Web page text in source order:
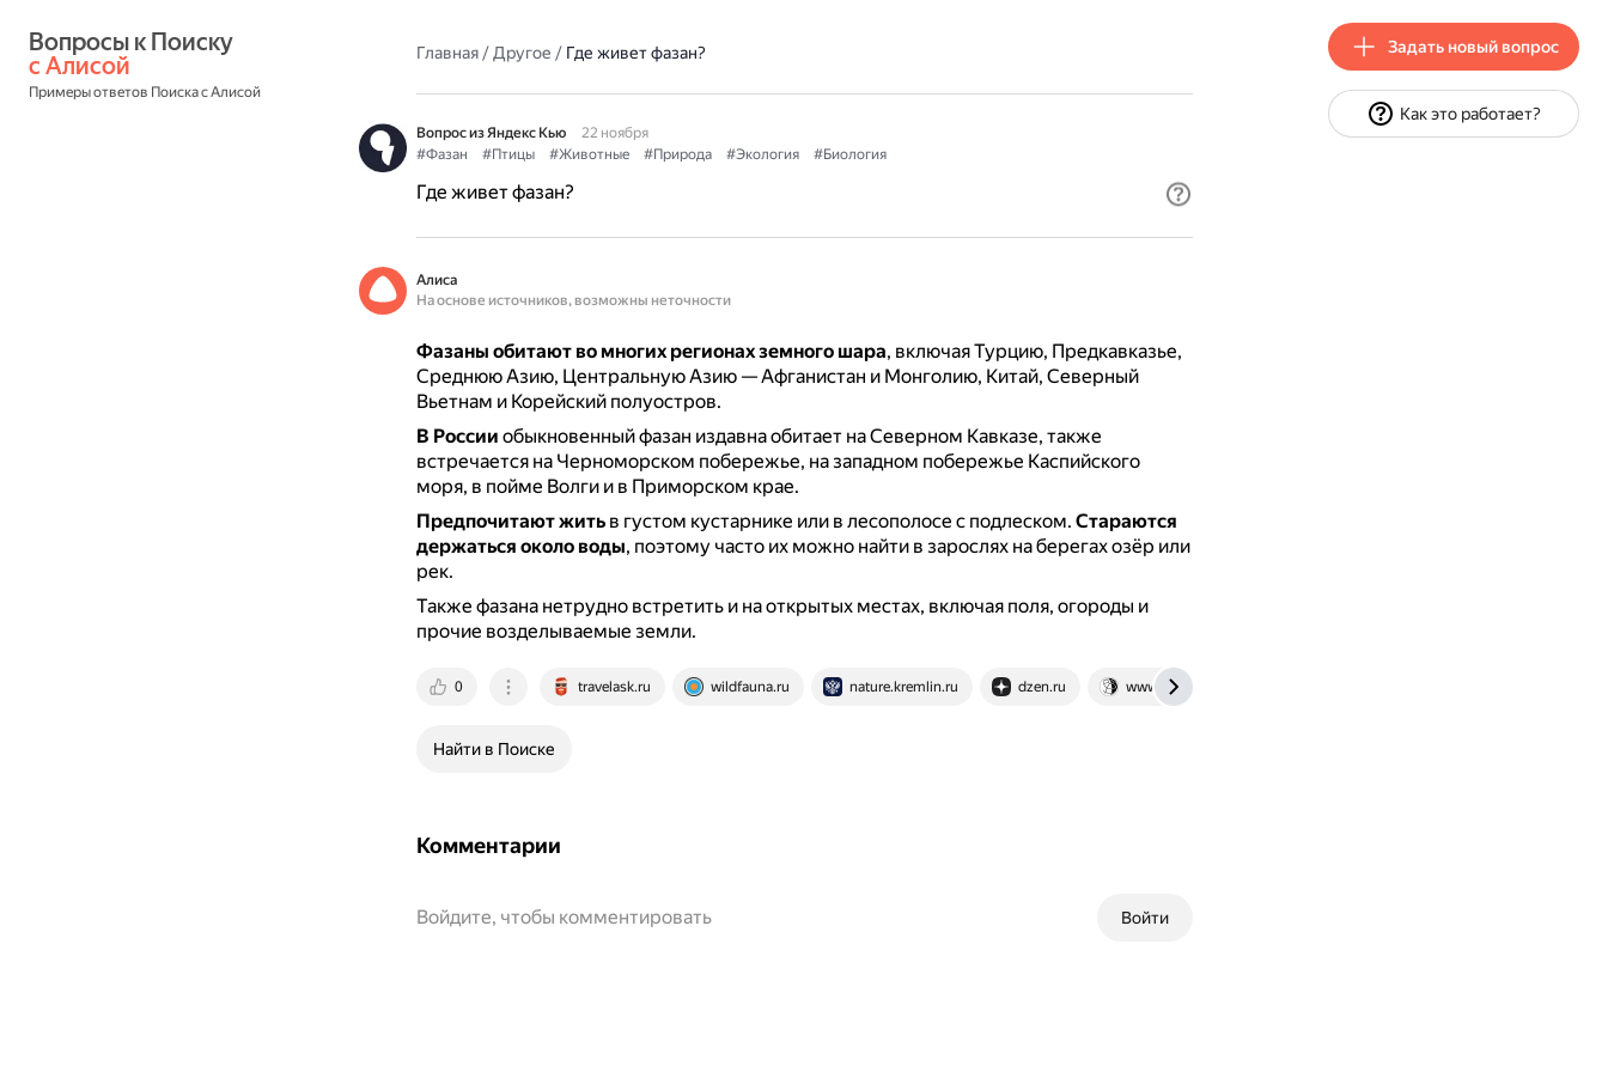
с Алисой
Примеры ответов Поиска с Алисой
Главная/Другое / Где живет фазан?
Вопрос из Яндекс Кью
22 ноября
#Фазан
#Птицы #Животные #Природа #Экология #Биология
Где живет фазан?
Алиса
На основе источников, возможны неточности
Фазаны обитают во многих регионах земного шара, включая Турцию, Предкавказье,
Среднюю Азию, Центральную Азию — Афганистан и Монголию, Китай, Северный
Вьетнам и Корейский полуостров.
В России обыкновенный фазан издавна обитает на Северном Кавказе, также
встречается на Черноморском побережье, на западном побережье Каспийского
моря, в пойме Волги и в Приморском крае.
Предпочитают житьв густом кустарнике или в лесополосе с подлеском. Стараются
держаться около воды, поэтому часто их можно найти в зарослях на берегах озёр или
рек.
Также фазана нетрудно встретить и на открытых местах, включая поля, огороды и
прочие возделываемые земли.
0 travelask.ru wildfauna.ru nature.kremlin.ru dzen.ru www.vokrugsveta.ru
Найти в Поиске
Комментарии
Войти
Войдите, чтобы комментировать
Задать новый вопрос
Как это работает?